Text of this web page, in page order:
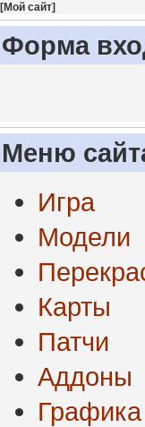
[Мой сайт]
Форма
Меню
Игра
Модели
Карты
Патчи
Аддоны
Графика